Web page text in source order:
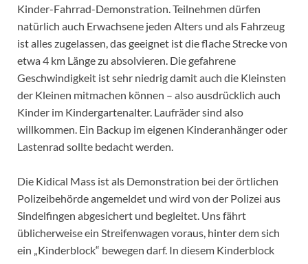
Kinder-Fahrrad-Demonstration. Teilnehmen dürfen
natürlich auch Erwachsene jeden Alters und als Fahrzeug
ist alles zugelassen, das geeignet ist die flache Strecke von
etwa 4 km Länge zu absolvieren. Die gefahrene
Geschwindigkeit ist sehr niedrig damit auch die Kleinsten
der Kleinen mitmachen können – also ausdrücklich auch
Kinder im Kindergartenalter. Laufräder sind also
willkommen. Ein Backup im eigenen Kinderanhänger oder
Lastenrad sollte bedacht werden.
Die Kidical Mass ist als Demonstration bei der örtlichen
Polizeibehörde angemeldet und wird von der Polizei aus
Sindelfingen abgesichert und begleitet. Uns fährt
üblicherweise ein Streifenwagen voraus, hinter dem sich
ein „Kinderblock“ bewegen darf. In diesem Kinderblock